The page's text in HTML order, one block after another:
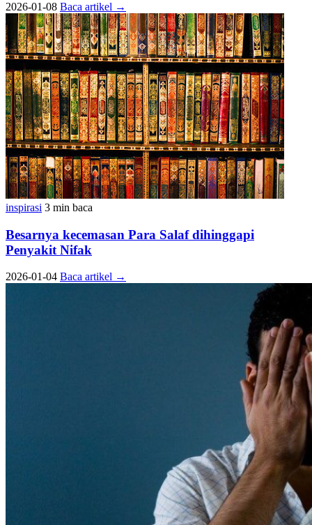
2026-01-08 Baca artikel →
inspirasi 3 min baca
Besarnya kecemasan Para Salaf dihinggapi
Penyakit Nifak
2026-01-04 Baca artikel →